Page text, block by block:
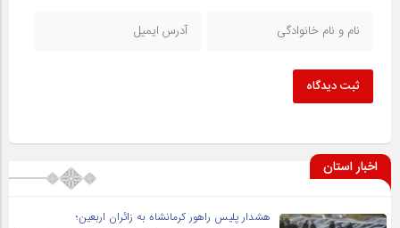
ثبت دیدگاه
اخبار استان
هشدار پلیس راهور کرمانشاه به زائران اربعین؛